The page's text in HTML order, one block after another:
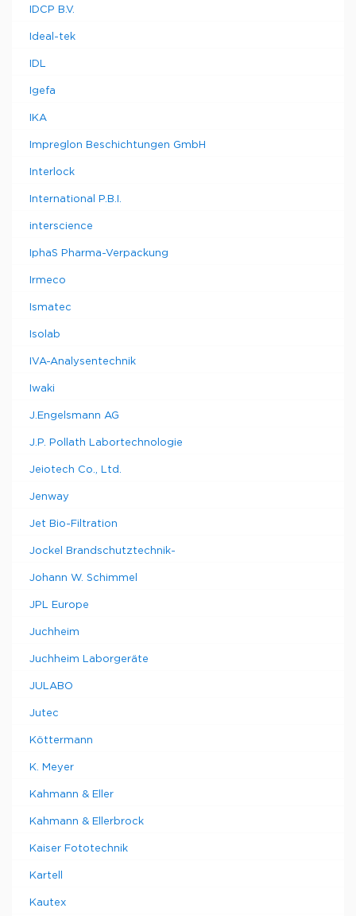
IDCP B.V.
Ideal-tek
IDL
Igefa
IKA
Impreglon Beschichtungen GmbH
Interlock
International P.B.I.
interscience
IphaS Pharma-Verpackung
Irmeco
Ismatec
Isolab
IVA-Analysentechnik
Iwaki
J.Engelsmann AG
J.P. Pollath Labortechnologie
Jeiotech Co., Ltd.
Jenway
Jet Bio-Filtration
Jockel Brandschutztechnik-
Johann W. Schimmel
JPL Europe
Juchheim
Juchheim Laborgeräte
JULABO
Jutec
Köttermann
K. Meyer
Kahmann & Eller
Kahmann & Ellerbrock
Kaiser Fototechnik
Kartell
Kautex